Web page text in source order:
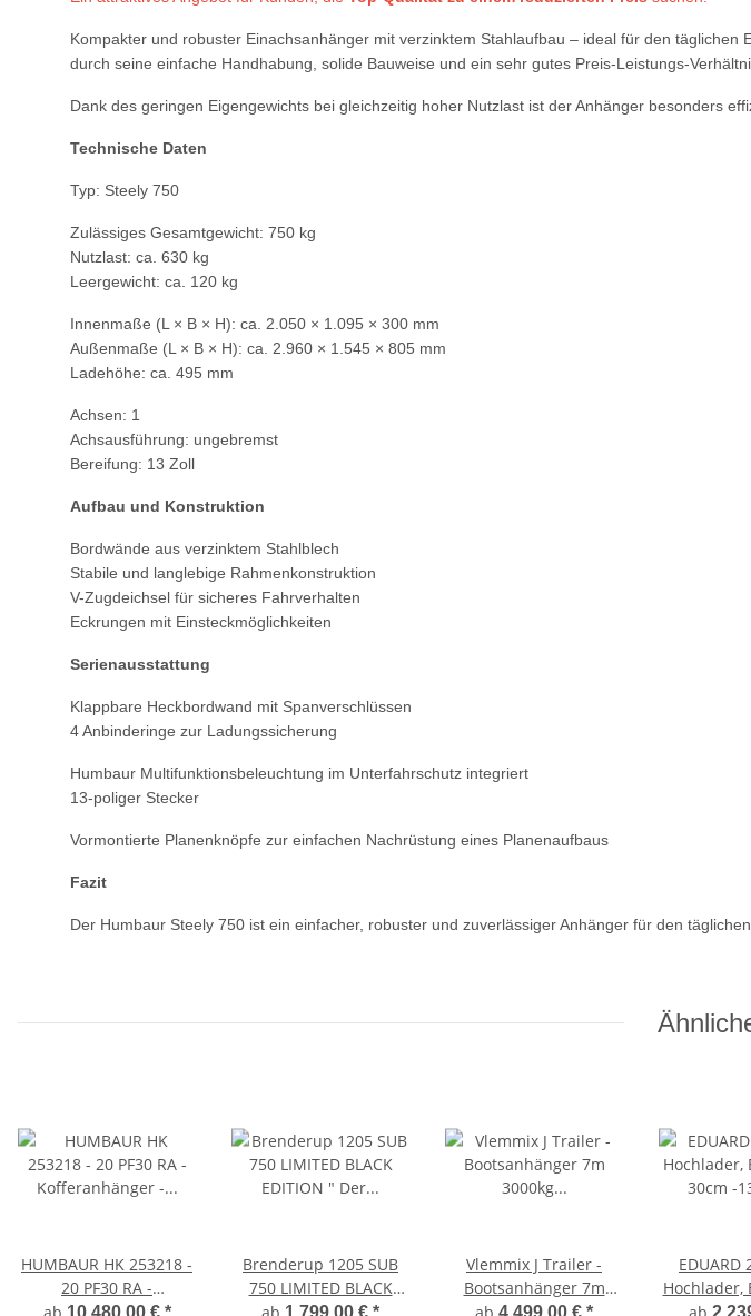
Kompakter und robuster Einachsanhänger mit verzinktem Stahlaufbau – ideal für den
durch seine einfache Handhabung, solide Bauweise und ein sehr gutes Preis-Leistungs-
Dank des geringen Eigengewichts bei gleichzeitig hoher Nutzlast ist der Anhänger besonders
Technische Daten
Typ: Steely 750
Zulässiges Gesamtgewicht: 750 kg
Nutzlast: ca. 630 kg
Leergewicht: ca. 120 kg
Innenmaße (L × B × H): ca. 2.050 × 1.095 × 300 mm
Außenmaße (L × B × H): ca. 2.960 × 1.545 × 805 mm
Ladehöhe: ca. 495 mm
Achsen: 1
Achsausführung: ungebremst
Bereifung: 13 Zoll
Aufbau und Konstruktion
Bordwände aus verzinktem Stahlblech
Stabile und langlebige Rahmenkonstruktion
V-Zugdeichsel für sicheres Fahrverhalten
Eckrungen mit Einsteckmöglichkeiten
Serienausstattung
Klappbare Heckbordwand mit Spanverschlüssen
4 Anbinderinge zur Ladungssicherung
Humbaur Multifunktionsbeleuchtung im Unterfahrschutz integriert
13-poliger Stecker
Vormontierte Planenknöpfe zur einfachen Nachrüstung eines Planenaufbaus
Fazit
Der Humbaur Steely 750 ist ein einfacher, robuster und zuverlässiger Anhänger für den
HUMBAUR HK 253218 -
20 PF30 RA -
Kofferanhänger - 318 x
ab 10.480,00 € *
Brenderup 1205 SUB
750 LIMITED BLACK
EDITION " Der neue
ab 1.799,00 € *
Vlemmix J Trailer -
Bootsanhänger 7m
3000kg (2x1500kg
ab 4.499,00 € *
EDUARD
Hochlader,
30cm -
ab